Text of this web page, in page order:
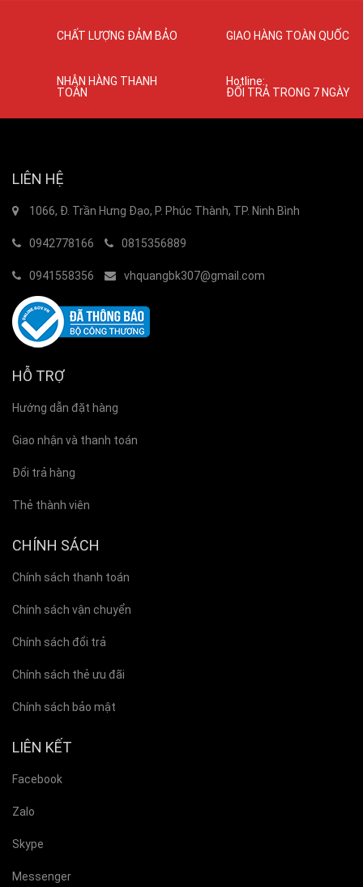
CHẤT LƯỢNG ĐẢM BẢO GIAO HÀNG TOÀN QUỐC
NHẬN HÀNG THANH
TOÁN
Hotline:
ĐỔI TRẢ TRONG 7 NGÀY
LIÊN HỆ
1066, Đ. Trần Hưng Đạo, P. Phúc Thành, TP. Ninh Bình
0942778166 0815356889
0941558356 vhquangbk307@gmail.com
HỖ TRỢ
Hướng dẫn đặt hàng
Giao nhận và thanh toán
Đổi trả hàng
Thẻ thành viên
CHÍNH SÁCH
Chính sách thanh toán
Chính sách vận chuyển
Chính sách đổi trả
Chính sách thẻ ưu đãi
Chính sách bảo mật
LIÊN KẾT
Facebook
Zalo
Skype
Messenger